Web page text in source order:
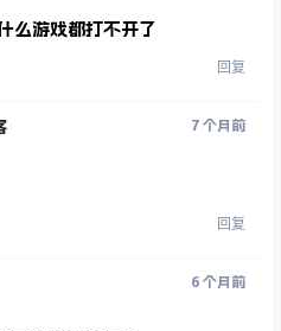
么游戏都打不开了
回复
7 个月前
回复
6 个月前